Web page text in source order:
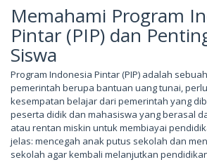
Memahami Program
Pintar (PIP) dan
Siswa
Program Indonesia Pintar (PIP) adalah
pemerintah berupa bantuan uang tunai,
kesempatan belajar dari pemerintah yang
peserta didik dan mahasiswa yang berasal
atau rentan miskin untuk membiayai
jelas: mencegah anak putus sekolah dan
sekolah agar kembali melanjutkan